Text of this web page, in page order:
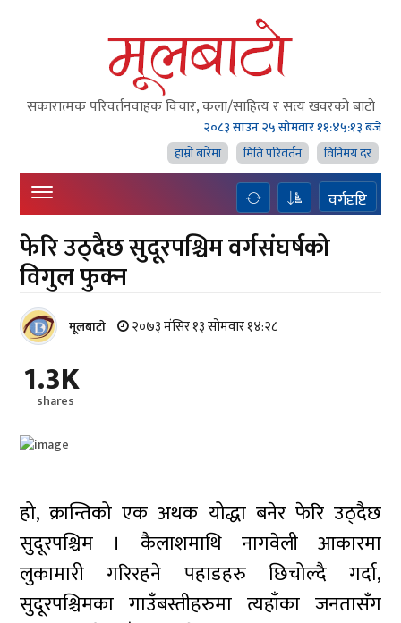
सकारात्मक परिवर्तनवाहक विचार, कला/साहित्य र सत्य खवरको बाटाे
२०८३ साउन २५ सोमवार११:४५:१४ बजे
हाम्राे बारेमा
मिति परिवर्तन विनिमय दर
वर्गदृष्टि
फेरि उठ्दैछ सुदूरपश्चिम वर्गसंघर्षको
विगुल फुक्न
मूलबाटाे २०७३ मंसिर १३ सोमवार १४:२८
1.3K
shares
हो, क्रान्तिको एक अथक योद्धा बनेर फेरि उठ्दैछ
सुदूरपश्चिम । कैलाशमाथि नागवेली आकारमा
लुकामारी गरिरहने पहाडहरु छिचोल्दै गर्दा,
सुदूरपश्चिमका गाउँबस्तीहरुमा त्यहाँका जनतासँग